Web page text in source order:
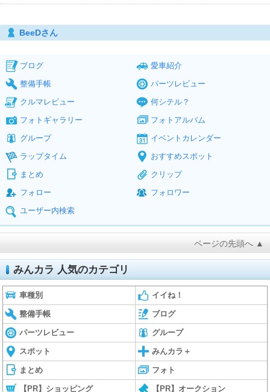
BeeDさん
ブログ
愛車紹介
整備手帳
パーツレビュー
クルマレビュー
何シテル？
フォトギャラリー
フォトアルバム
グループ
イベントカレンダー
ラップタイム
おすすめスポット
まとめ
クリップ
フォロー
フォロワー
ユーザー内検索
ページの先頭へ ▲
みんカラ 人気のカテゴリ
車種別 イイね！
整備手帳 ブログ
パーツレビュー グループ
スポット みんカラ＋
まとめ フォト
【PR】ショッピング 【PR】オークション